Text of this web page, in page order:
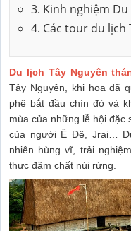
3. Kinh nghiệm
4. Các tour du lịch
Du lịch Tây Nguyên
Tây Nguyên, khi hoa dã
phê bắt đầu chín đỏ và
mùa của những lễ hội đặc
của người Ê Đê, Jrai…
nhiên hùng vĩ, trải
thực đậm chất núi rừng.